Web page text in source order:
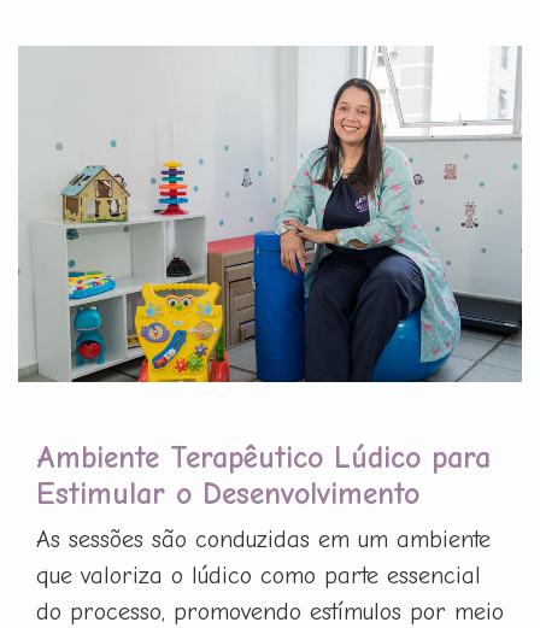
Ambiente Terapêutico Lúdico para
Estimular o Desenvolvimento
As sessões são conduzidas em um ambiente
que valoriza o lúdico como parte essencial
do processo, promovendo estímulos por meio